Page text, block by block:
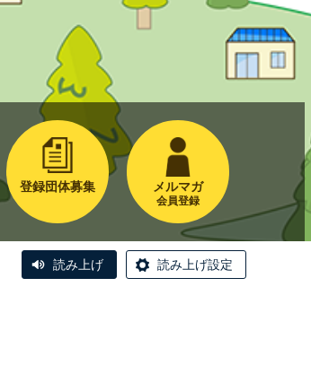
登録団体募集 メルマガ
会員登録
読み上げ 読み上げ設定